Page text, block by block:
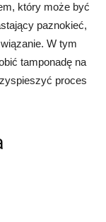
który może być
paznokieć,
W tym
tamponadę na
proces